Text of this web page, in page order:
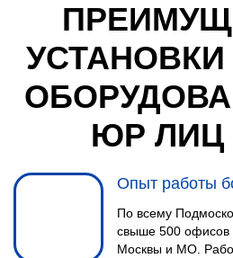
ЮР ЛИЦ
Опыт работы
По всему
свыше 500 офисов
Москвы и МО.
4
Инженер
Wi-Fi